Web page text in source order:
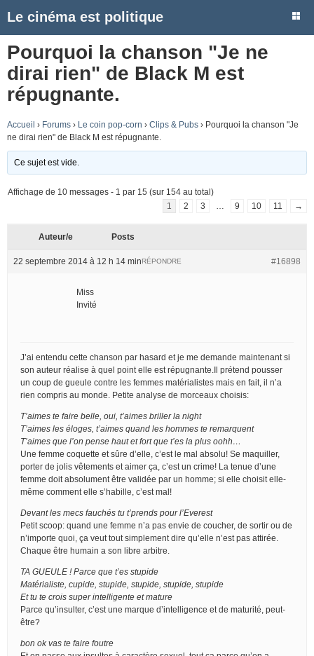
Le cinéma est politique
Pourquoi la chanson "Je ne
dirai rien" de Black M est
répugnante.
Accueil › Forums › Le coin pop-corn › Clips & Pubs › Pourquoi la chanson "Je
ne dirai rien" de Black M est répugnante.
Ce sujet est vide.
Affichage de 10 messages - 1 par 15 (sur 154 au total)
1
2 3 9 10 11 →
Auteur/e Posts
22 septembre 2014 à 12 h 14 min #16898
RÉPONDRE
Miss
Invité
J’ai entendu cette chanson par hasard et je me demande maintenant si
son auteur réalise à quel point elle est répugnante.Il prétend pousser
un coup de gueule contre les femmes matérialistes mais en fait, il n’a
rien compris au monde. Petite analyse de morceaux choisis:
T’aimes te faire belle, oui, t’aimes briller la night
T’aimes les éloges, t’aimes quand les hommes te remarquent
T’aimes que l’on pense haut et fort que t’es la plus oohh…
Une femme coquette et sûre d’elle, c’est le mal absolu! Se maquiller,
porter de jolis vêtements et aimer ça, c’est un crime! La tenue d’une
femme doit absolument être validée par un homme; si elle choisit elle-
même comment elle s’habille, c’est mal!
Devant les mecs fauchés tu t’prends pour l’Everest
Petit scoop: quand une femme n’a pas envie de coucher, de sortir ou de
n’importe quoi, ça veut tout simplement dire qu’elle n’est pas attirée.
Chaque être humain a son libre arbitre.
TA GUEULE ! Parce que t’es stupide
Matérialiste, cupide, stupide, stupide, stupide, stupide
Et tu te crois super intelligente et mature
Parce qu’insulter, c’est une marque d’intelligence et de maturité, peut-
être?
bon ok vas te faire foutre